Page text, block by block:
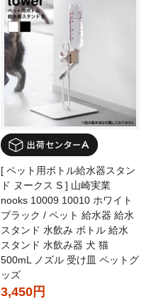
[ ペット用ボトル給水器スタン
ド ヌークス S ] 山崎実業
nooks 10009 10010 ホワイト
ブラック / ペット 給水器 給水
スタンド 水飲み ボトル 給水
スタンド 水飲み器 犬 猫
500mL ノズル 受け皿 ペットグ
ッズ
3,450円